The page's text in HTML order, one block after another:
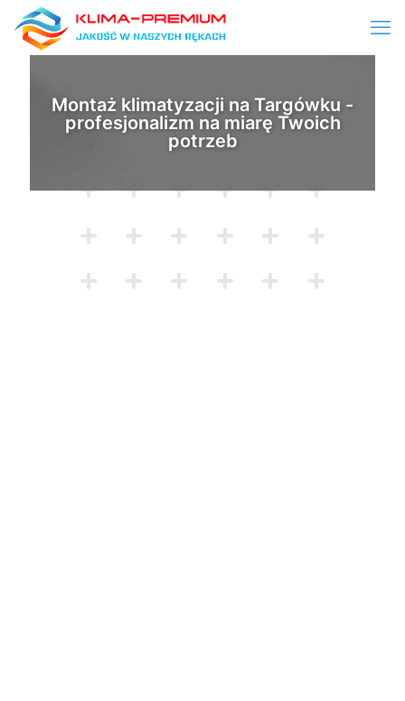
Montaż klimatyzacji na Targówku -
profesjonalizm na miarę Twoich
potrzeb